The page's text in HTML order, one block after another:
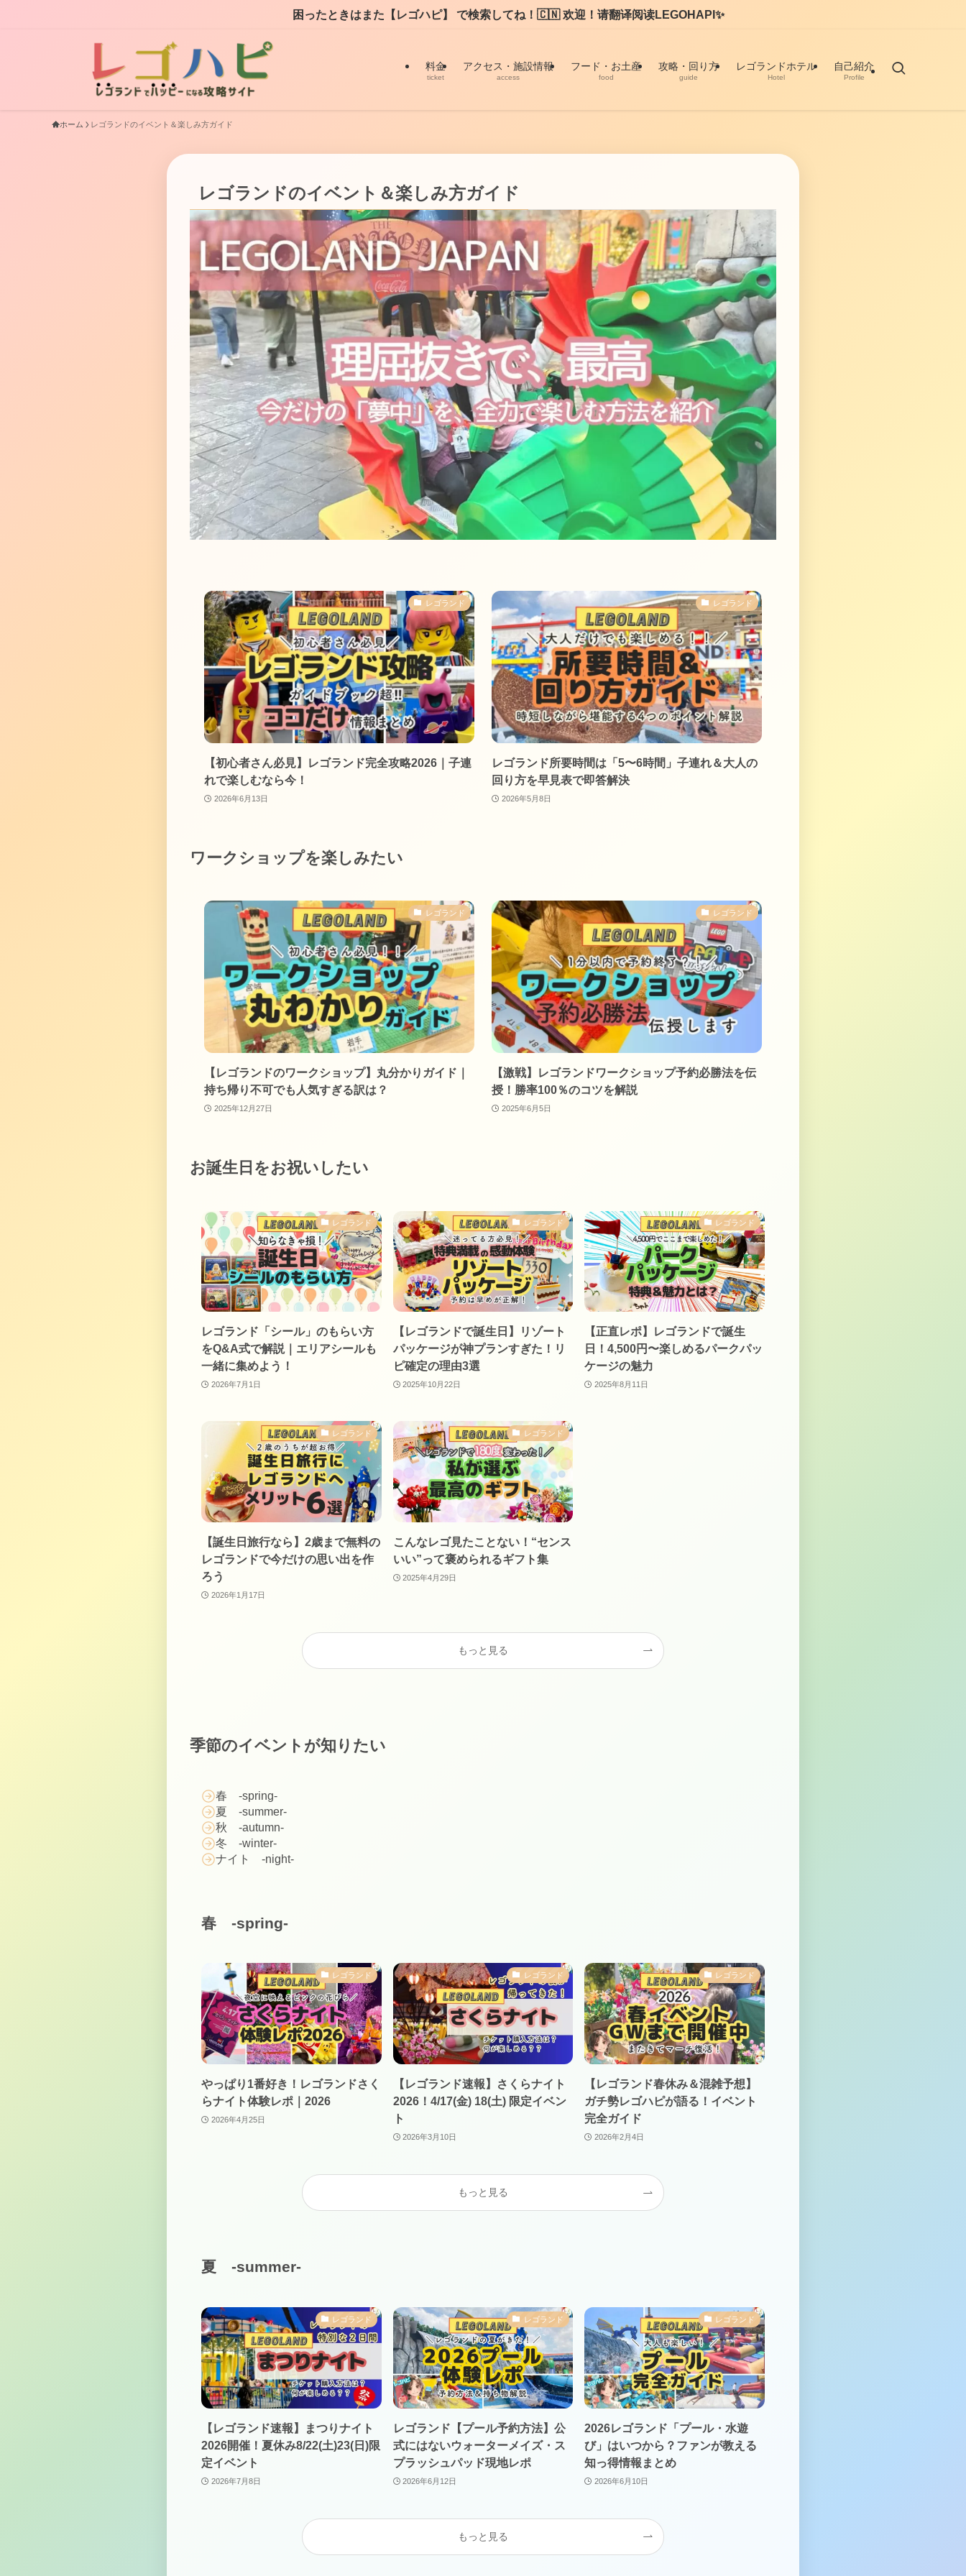
困ったときはまた【レゴハピ】 で検索してね！🇨🇳 欢迎！请翻译阅读LEGOHAPI✨
料金
ticket
アクセス・施設情報
access
フード・お土産
food
攻略・回り方
guide
レゴランドホテル
Hotel
自己紹介
Profile
ホーム レゴランドのイベント＆楽しみ方ガイド
レゴランドのイベント＆楽しみ方ガイド
レゴランド
【初心者さん必見】レゴランド完全攻略2026｜子連
れで楽しむなら今！
2026年6月13日
レゴランド
レゴランド所要時間は「5〜6時間」子連れ＆大人の
回り方を早見表で即答解決
2026年5月8日
ワークショップを楽しみたい
レゴランド
【レゴランドのワークショップ】丸分かりガイド｜
持ち帰り不可でも人気すぎる訳は？
2025年12月27日
レゴランド
【激戦】レゴランドワークショップ予約必勝法を伝
授！勝率100％のコツを解説
2025年6月5日
お誕生日をお祝いしたい
レゴランド
レゴランド「シール」のもらい方
をQ&A式で解説｜エリアシールも
一緒に集めよう！
2026年7月1日
レゴランド
【レゴランドで誕生日】リゾート
パッケージが神プランすぎた！リ
ピ確定の理由3選
2025年10月22日
レゴランド
【正直レポ】レゴランドで誕生
日！4,500円〜楽しめるパークパッ
ケージの魅力
2025年8月11日
レゴランド
【誕生日旅行なら】2歳まで無料の
レゴランドで今だけの思い出を作
ろう
2026年1月17日
レゴランド
こんなレゴ見たことない！“センス
いい”って褒められるギフト集
2025年4月29日
もっと見る
季節のイベントが知りたい
春 -spring-
夏 -summer-
秋 -autumn-
冬 -winter-
ナイト -night-
春 -spring-
レゴランド
やっぱり1番好き！レゴランドさく
らナイト体験レポ｜2026
2026年4月25日
レゴランド
【レゴランド速報】さくらナイト
2026！4/17(金) 18(土) 限定イベン
ト
2026年3月10日
レゴランド
【レゴランド春休み＆混雑予想】
ガチ勢レゴハピが語る！イベント
完全ガイド
2026年2月4日
もっと見る
夏 -summer-
レゴランド
【レゴランド速報】まつりナイト
2026開催！夏休み8/22(土)23(日)限
定イベント
2026年7月8日
レゴランド
レゴランド【プール予約方法】公
式にはないウォーターメイズ・ス
プラッシュパッド現地レポ
2026年6月12日
レゴランド
2026レゴランド「プール・水遊
び」はいつから？ファンが教える
知っ得情報まとめ
2026年6月10日
もっと見る